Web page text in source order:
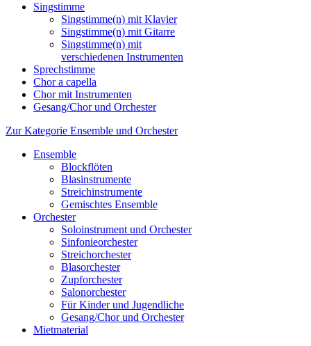
Singstimme
Singstimme(n) mit Klavier
Singstimme(n) mit Gitarre
Singstimme(n) mit
verschiedenen Instrumenten
Sprechstimme
Chor a capella
Chor mit Instrumenten
Gesang/Chor und Orchester
Zur Kategorie Ensemble und Orchester
Ensemble
Blockflöten
Blasinstrumente
Streichinstrumente
Gemischtes Ensemble
Orchester
Soloinstrument und Orchester
Sinfonieorchester
Streichorchester
Blasorchester
Zupforchester
Salonorchester
Für Kinder und Jugendliche
Gesang/Chor und Orchester
Mietmaterial